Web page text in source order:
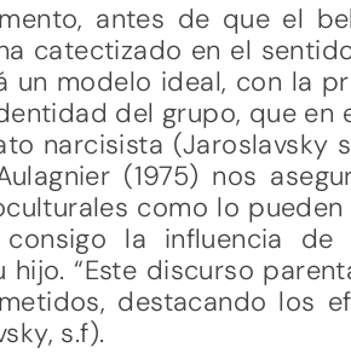
antes de que el
catectizado en el
un modelo ideal, con la
del grupo, que en
narcisista (Jaroslavsky
(1975) nos
como lo
la influencia
hijo. “Este discurso
destacando los
s.f).